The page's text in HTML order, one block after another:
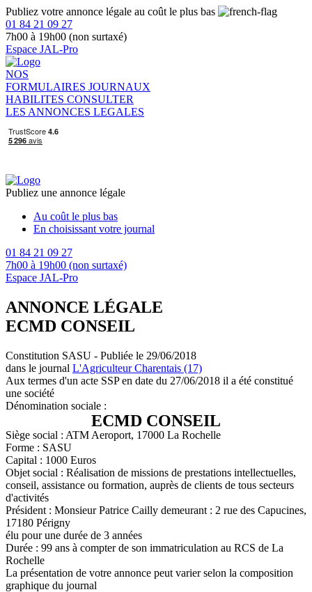
Publiez votre annonce légale au coût le plus bas
01 84 21 09 27
7h00 à 19h00 (non surtaxé)
Espace JAL-Pro
NOS
FORMULAIRES JOURNAUX
HABILITES CONSULTER
LES ANNONCES LEGALES
Publiez une annonce légale
Au coût le plus bas
En choisissant votre journal
01 84 21 09 27
7h00 à 19h00 (non surtaxé)
Espace JAL-Pro
ANNONCE LÉGALE
ECMD CONSEIL
Constitution SASU - Publiée le 29/06/2018
dans le journal L'Agriculteur Charentais (17)
Aux termes d'un acte SSP en date du 27/06/2018 il a été constitué
une société
Dénomination sociale :
ECMD CONSEIL
Siège social : ATM Aeroport, 17000 La Rochelle
Forme : SASU
Capital : 1000 Euros
Objet social : Réalisation de missions de prestations intellectuelles,
conseil, assistance ou formation, auprès de clients de tous secteurs
d'activités
Président : Monsieur Patrice Cailly demeurant : 2 rue des Capucines,
17180 Périgny
élu pour une durée de 3 années
Durée : 99 ans à compter de son immatriculation au RCS de La
Rochelle
La présentation de votre annonce peut varier selon la composition
graphique du journal